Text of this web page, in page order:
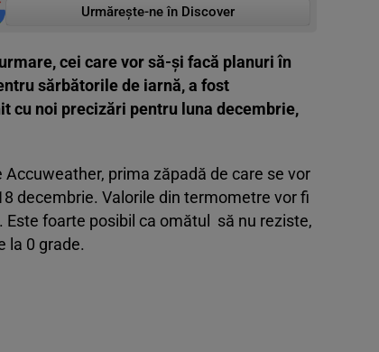
Urmărește-ne în Discover
cei care vor să-și facă planuri în
sărbătorile de iarnă, a fost
cu noi precizări pentru luna decembrie,
prima zăpadă de care se vor
decembrie. Valorile din termometre vor fi
Este foarte posibil ca omătul să nu reziste,
la 0 grade.